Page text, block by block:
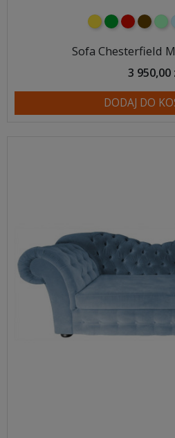
żółtyzielonyczerwony
Sofa Chesterfield
3 950,00
DODAJ DO